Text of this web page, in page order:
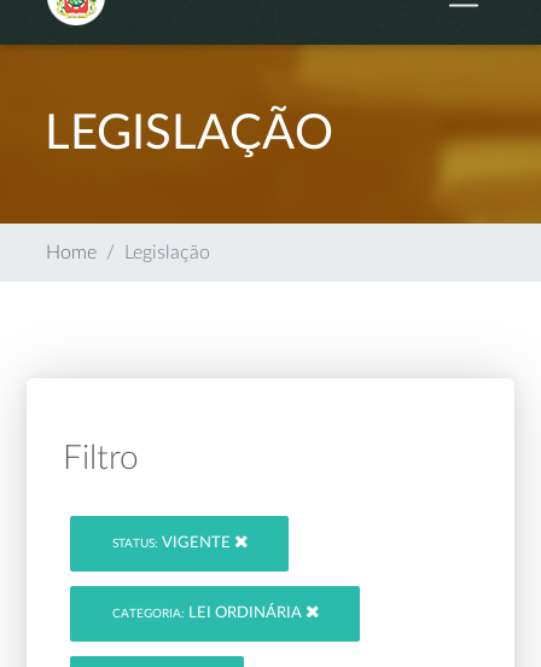
LEGISLAÇÃO
Home Legislação
Filtro
STATUS: VIGENTE
CATEGORIA: LEI ORDINÁRIA